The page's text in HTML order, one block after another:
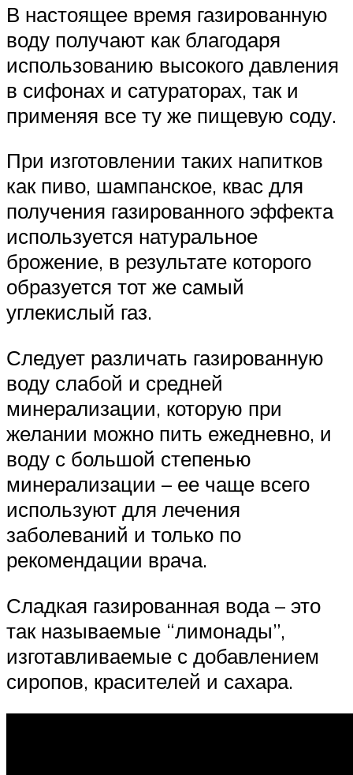
В настоящее время газированную
воду получают как благодаря
использованию высокого давления
в сифонах и сатураторах, так и
применяя все ту же пищевую соду.
При изготовлении таких напитков
как пиво, шампанское, квас для
получения газированного эффекта
используется натуральное
брожение, в результате которого
образуется тот же самый
углекислый газ.
Следует различать газированную
воду слабой и средней
минерализации, которую при
желании можно пить ежедневно, и
воду с большой степенью
минерализации – ее чаще всего
используют для лечения
заболеваний и только по
рекомендации врача.
Сладкая газированная вода – это
так называемые “лимонады”,
изготавливаемые с добавлением
сиропов, красителей и сахара.